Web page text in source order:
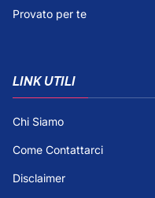
Provato per te
LINK UTILI
Chi Siamo
Come Contattarci
Disclaimer